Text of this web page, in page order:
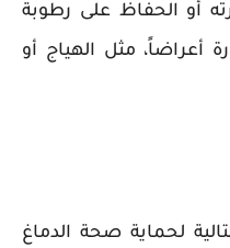
أو الحفاظ على رطوبة
أعراضاً، مثل الهياج أو
لحماية صحة الدماغ